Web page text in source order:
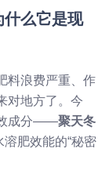
什么它是现
料浪费严重、作
对地方了。今
效成分——聚天冬
溶肥效能的“秘密